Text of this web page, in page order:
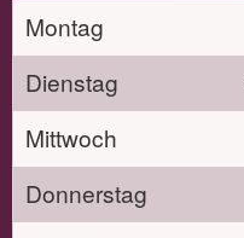
Montag
Dienstag
Mittwoch
Donnerstag